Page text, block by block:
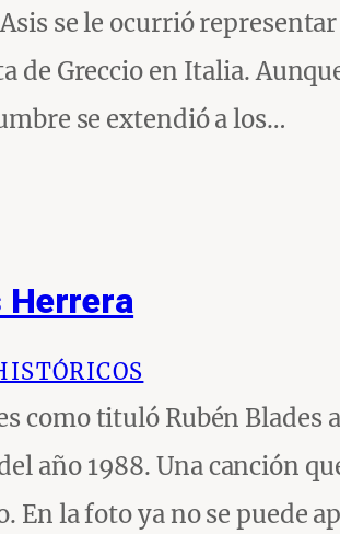
se le ocurrió
de Greccio en Italia.
se extendió a los…
Herrera
como tituló Rubén Blades
año 1988. Una canción
En la foto ya no se puede